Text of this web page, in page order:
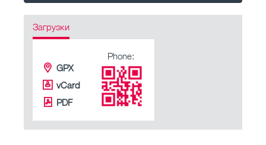
Загрузки
GPX
vCard
PDF
Phone: